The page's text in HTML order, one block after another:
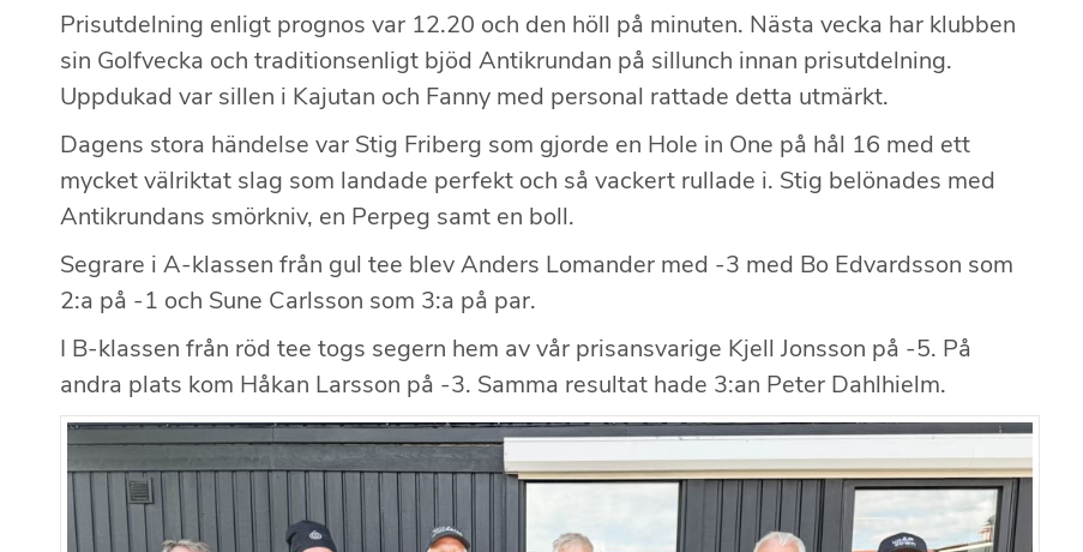
Prisutdelning enligt prognos var 12.20 och den höll på minuten. Nästa vecka har klubben
sin Golfvecka och traditionsenligt bjöd Antikrundan på sillunch innan prisutdelning.
Uppdukad var sillen i Kajutan och Fanny med personal rattade detta utmärkt.
Dagens stora händelse var Stig Friberg som gjorde en Hole in One på hål 16 med ett
mycket välriktat slag som landade perfekt och så vackert rullade i. Stig belönades med
Antikrundans smörkniv, en Perpeg samt en boll.
Segrare i A-klassen från gul tee blev Anders Lomander med -3 med Bo Edvardsson som
2:a på -1 och Sune Carlsson som 3:a på par.
I B-klassen från röd tee togs segern hem av vår prisansvarige Kjell Jonsson på -5. På
andra plats kom Håkan Larsson på -3. Samma resultat hade 3:an Peter Dahlhielm.